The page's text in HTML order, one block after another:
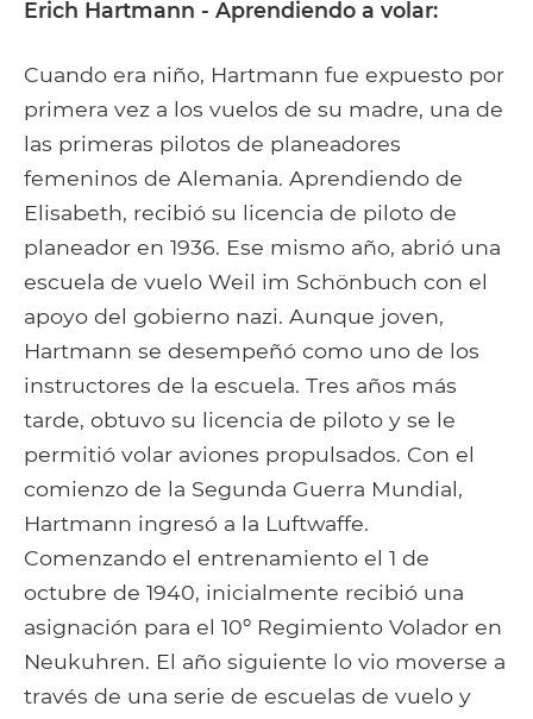
Erich Hartmann - Aprendiendo a volar:
Cuando era niño, Hartmann fue expuesto por
primera vez a los vuelos de su madre, una de
las primeras pilotos de planeadores
femeninos de Alemania. Aprendiendo de
Elisabeth, recibió su licencia de piloto de
planeador en 1936. Ese mismo año, abrió una
escuela de vuelo Weil im Schönbuch con el
apoyo del gobierno nazi. Aunque joven,
Hartmann se desempeñó como uno de los
instructores de la escuela. Tres años más
tarde, obtuvo su licencia de piloto y se le
permitió volar aviones propulsados. Con el
comienzo de la Segunda Guerra Mundial,
Hartmann ingresó a la Luftwaffe.
Comenzando el entrenamiento el 1 de
octubre de 1940, inicialmente recibió una
asignación para el 10º Regimiento Volador en
Neukuhren. El año siguiente lo vio moverse a
través de una serie de escuelas de vuelo y